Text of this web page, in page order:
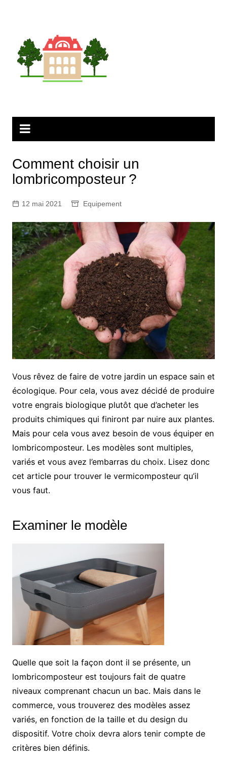
Comment choisir un
lombricomposteur ?
12 mai 2021 Equipement
Vous rêvez de faire de votre jardin un espace sain et
écologique. Pour cela, vous avez décidé de produire
votre engrais biologique plutôt que d’acheter les
produits chimiques qui finiront par nuire aux plantes.
Mais pour cela vous avez besoin de vous équiper en
lombricomposteur. Les modèles sont multiples,
variés et vous avez l’embarras du choix. Lisez donc
cet article pour trouver le vermicomposteur qu’il
vous faut.
Examiner le modèle
Quelle que soit la façon dont il se présente, un
lombricomposteur est toujours fait de quatre
niveaux comprenant chacun un bac. Mais dans le
commerce, vous trouverez des modèles assez
variés, en fonction de la taille et du design du
dispositif. Votre choix devra alors tenir compte de
critères bien définis.